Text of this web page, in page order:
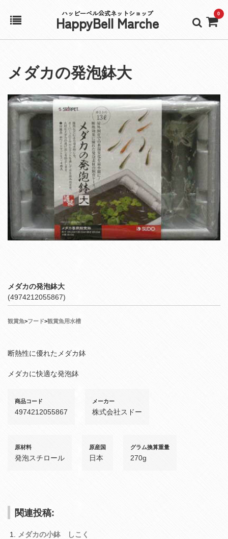
ハッピーベル公式ネットショップ
HappyBell Marche 0
アカウント
カート
メダカの発泡鉢大
メダカの発泡鉢大
(4974212055867)
観賞魚>フード>観賞魚用水槽
断熱性に優れたメダカ鉢
メダカに快適な発泡鉢
商品コード
4974212055867
メーカー
株式会社スドー
原材料
発泡スチロール
原産国
日本
グラム換算重量
270g
関連投稿:
メダカの小鉢 しこく